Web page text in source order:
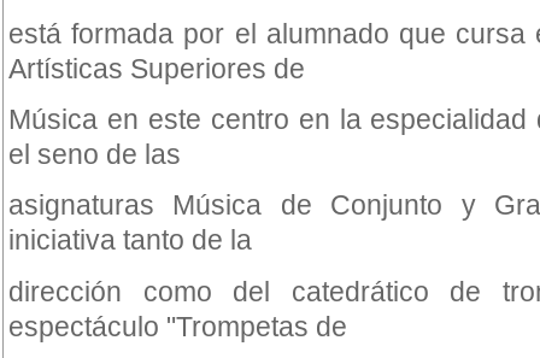
está formada por el alumnado que
Artísticas Superiores de
Música en este centro en la
el seno de las
asignaturas Música de Conjunto y
iniciativa tanto de la
dirección como del catedrático de
espectáculo "Trompetas de